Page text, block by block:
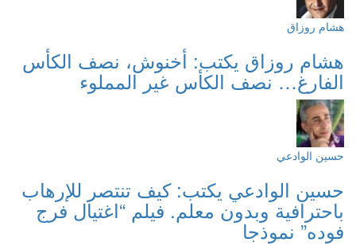
هشام روزاق
هشام روزاق يكتب: أخنوش، نصف الكأس
الفارغ… نصف الكأس غير المملوء
حسين الوادعي
حسين الوادعي يكتب: كيف تنتصر للإرهاب
باحترافية وبدون معلم. فيلم “اغتيال فرج
فوده” نموذجا